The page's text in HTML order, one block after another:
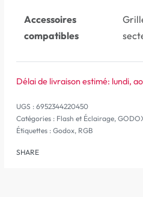
Accessoires
compatibles
Délai de livraison estimé: lundi,
6952344220450
Catégories : Flash et Éclairage,
Étiquettes : Godox, RGB
SHARE